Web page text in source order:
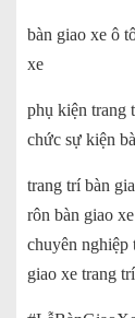
bàn giao xe ô
xe
phụ kiện trang
chức sự kiện
trang trí bàn
rôn bàn giao
chuyên nghiệp
giao xe trang